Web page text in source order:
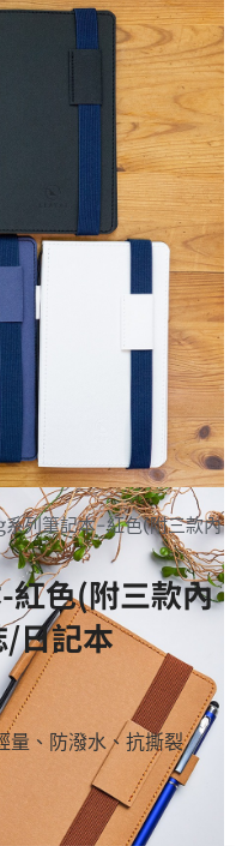
列筆記本-紅色(附三款內
色(附三款內
日記本
、防潑水、抗撕裂